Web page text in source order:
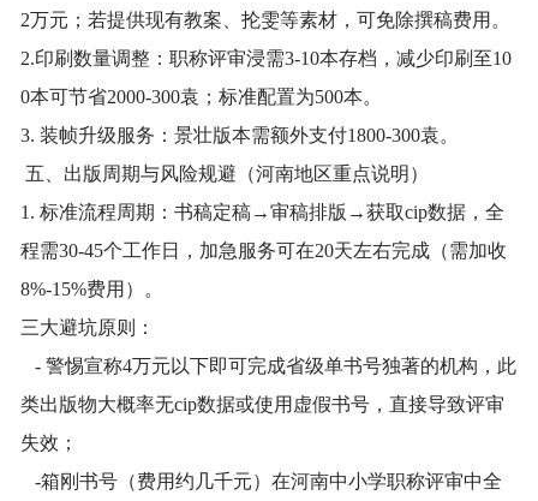
2万元；若提供现有教案、抡雯等素材，可免除撰稿费用。
2.印刷数量调整：职称评审浸需3-10本存档，减少印刷至10
0本可节省2000-300袁；标准配置为500本。
3. 装帧升级服务：景壮版本需额外支付1800-300袁。
五、出版周期与风险规避（河南地区重点说明）
1. 标准流程周期：书稿定稿→审稿排版→获取cip数据，全
程需30-45个工作日，加急服务可在20天左右完成（需加收
8%-15%费用）。
三大避坑原则：
- 警惕宣称4万元以下即可完成省级单书号独著的机构，此
类出版物大概率无cip数据或使用虚假书号，直接导致评审
失效；
-箱刚书号（费用约几千元）在河南中小学职称评审中全